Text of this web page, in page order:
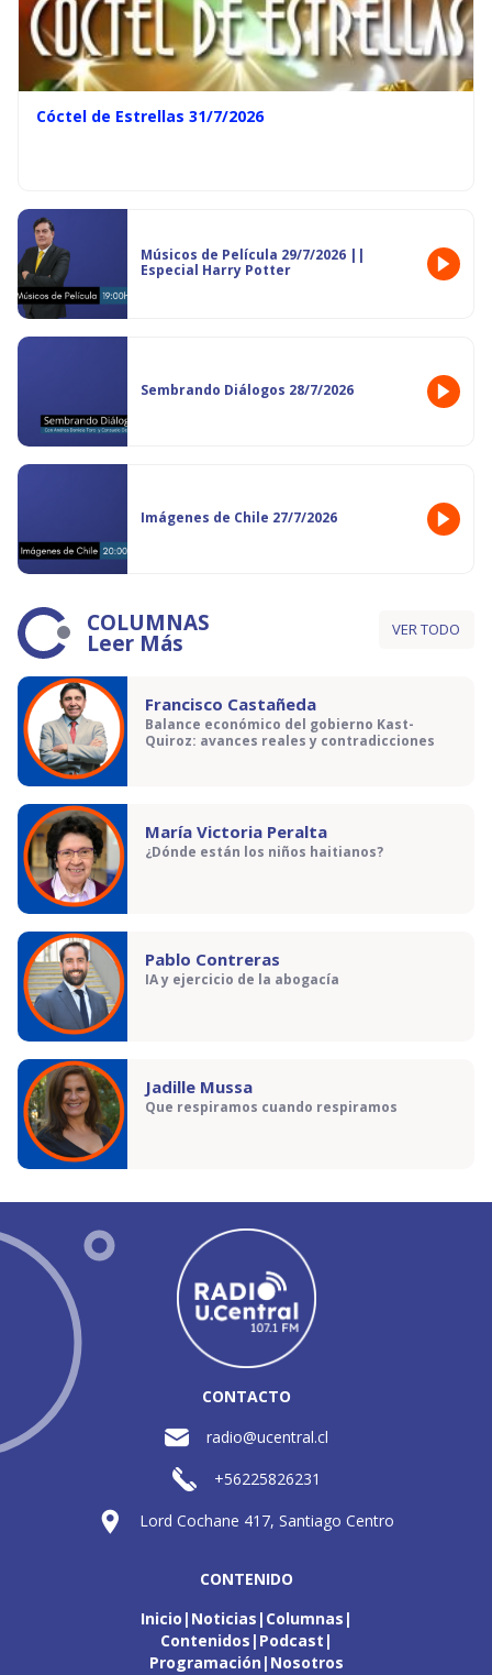
Cóctel de Estrellas 31/7/2026
Músicos de Película 29/7/2026 ||
Especial Harry Potter
Sembrando Diálogos 28/7/2026
Imágenes de Chile 27/7/2026
COLUMNAS
Leer Más VER TODO
Francisco Castañeda
Balance económico del gobierno Kast-
Quiroz: avances reales y contradicciones
María Victoria Peralta
¿Dónde están los niños haitianos?
Pablo Contreras
IA y ejercicio de la abogacía
Jadille Mussa
Que respiramos cuando respiramos
CONTACTO
radio@ucentral.cl
+56225826231
Lord Cochane 417, Santiago Centro
CONTENIDO
Inicio Noticias Columnas
Contenidos Podcast
Programación Nosotros